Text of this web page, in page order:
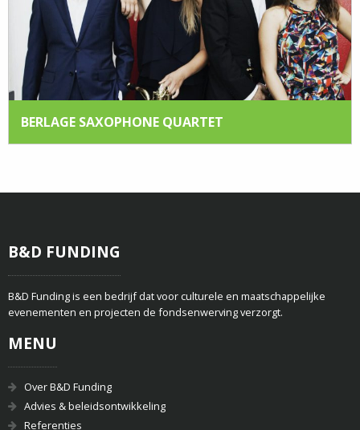
BERLAGE SAXOPHONE QUARTET
B&D FUNDING
B&D Funding is een bedrijf dat voor culturele en maatschappelijke
evenementen en projecten de fondsenwerving verzorgt.
MENU
Over B&D Funding
Advies & beleidsontwikkeling
Referenties